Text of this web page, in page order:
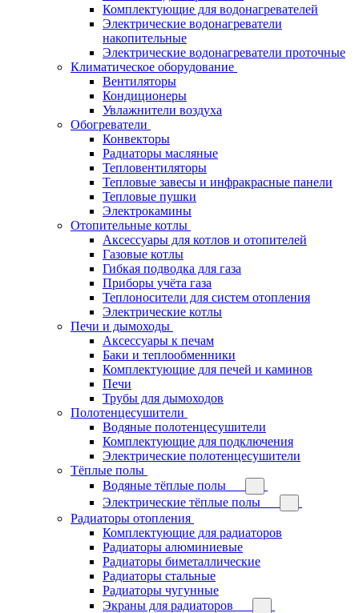
Комплектующие для водонагревателей
Электрические водонагреватели
накопительные
Электрические водонагреватели проточные
Климатическое оборудование
Вентиляторы
Кондиционеры
Увлажнители воздуха
Обогреватели
Конвекторы
Радиаторы масляные
Тепловентиляторы
Тепловые завесы и инфракрасные панели
Тепловые пушки
Электрокамины
Отопительные котлы
Аксессуары для котлов и отопителей
Газовые котлы
Гибкая подводка для газа
Приборы учёта газа
Теплоносители для систем отопления
Электрические котлы
Печи и дымоходы
Аксессуары к печам
Баки и теплообменники
Комплектующие для печей и каминов
Печи
Трубы для дымоходов
Полотенцесушители
Водяные полотенцесушители
Комплектующие для подключения
Электрические полотенцесушители
Тёплые полы
Водяные тёплые полы
Электрические тёплые полы
Радиаторы отопления
Комплектующие для радиаторов
Радиаторы алюминиевые
Радиаторы биметаллические
Радиаторы стальные
Радиаторы чугунные
Экраны для радиаторов